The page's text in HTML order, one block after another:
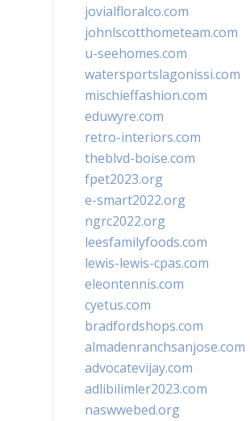
jovialfloralco.com
johnlscotthometeam.com
u-seehomes.com
watersportslagonissi.com
mischieffashion.com
eduwyre.com
retro-interiors.com
theblvd-boise.com
fpet2023.org
e-smart2022.org
ngrc2022.org
leesfamilyfoods.com
lewis-lewis-cpas.com
eleontennis.com
cyetus.com
bradfordshops.com
almadenranchsanjose.com
advocatevijay.com
adlibilimler2023.com
naswwebed.org